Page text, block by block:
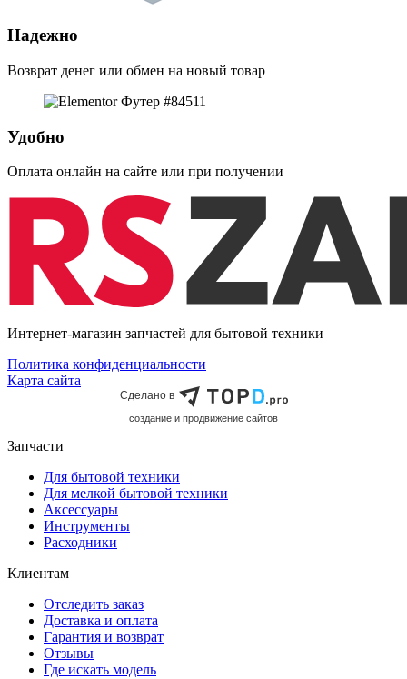
Надежно
Возврат денег или обмен на новый товар
Удобно
Оплата онлайн на сайте или при получении
Интернет-магазин запчастей для бытовой техники
Политика конфиденциальности
Карта сайта
Сделано в
cоздание и продвижение сайтов
Запчасти
Для бытовой техники
Для мелкой бытовой техники
Аксессуары
Инструменты
Расходники
Клиентам
Отследить заказ
Доставка и оплата
Гарантия и возврат
Отзывы
Где искать модель